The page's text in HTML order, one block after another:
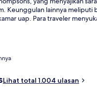
Keunggulan lainnya meliputi
uap. Para traveler
Lihat total 1.004 ulasan